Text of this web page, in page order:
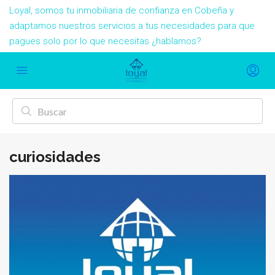
Loyal, somos tu inmobiliaria de confianza en Cobeña y
adaptamos nuestros servicios a tus necesidades para que
pagues solo por lo que necesitas ¿hablamos?
curiosidades